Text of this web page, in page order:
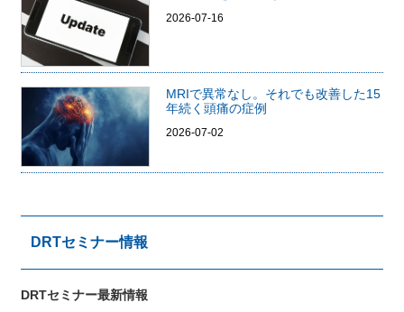
2026-07-16
MRIで異常なし。それでも改善した15
年続く頭痛の症例
2026-07-02
DRTセミナー情報
DRTセミナー最新情報